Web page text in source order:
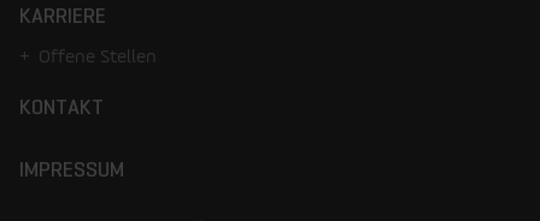
KARRIERE
Offene Stellen
KONTAKT
IMPRESSUM